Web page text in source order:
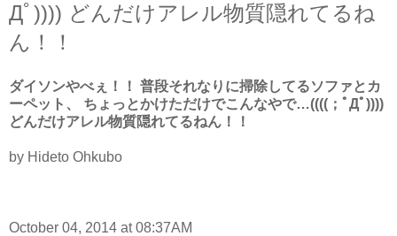
Дﾟ)))) どんだけアレル物質隠れてるね
ん！！
ダイソンやべぇ！！ 普段それなりに掃除してるソファとカ
ーペット、 ちょっとかけただけでこんなやで…((((；ﾟДﾟ))))
どんだけアレル物質隠れてるねん！！
by Hideto Ohkubo
October 04, 2014 at 08:37AM